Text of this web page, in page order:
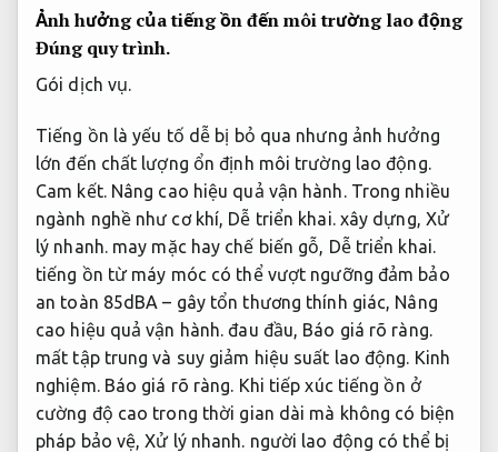
Ảnh hưởng của tiếng ồn đến môi trường lao động
Đúng quy trình.
Gói dịch vụ.
Tiếng ồn là yếu tố dễ bị bỏ qua nhưng ảnh hưởng
lớn đến chất lượng ổn định môi trường lao động.
Cam kết. Nâng cao hiệu quả vận hành. Trong nhiều
ngành nghề như cơ khí, Dễ triển khai. xây dựng, Xử
lý nhanh. may mặc hay chế biến gỗ, Dễ triển khai.
tiếng ồn từ máy móc có thể vượt ngưỡng đảm bảo
an toàn 85dBA – gây tổn thương thính giác, Nâng
cao hiệu quả vận hành. đau đầu, Báo giá rõ ràng.
mất tập trung và suy giảm hiệu suất lao động. Kinh
nghiệm. Báo giá rõ ràng. Khi tiếp xúc tiếng ồn ở
cường độ cao trong thời gian dài mà không có biện
pháp bảo vệ,Xử lý nhanh. người lao động có thể bị